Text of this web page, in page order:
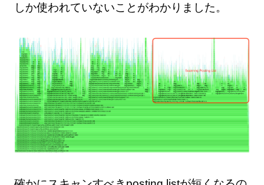
しか使われていないことがわかりました。